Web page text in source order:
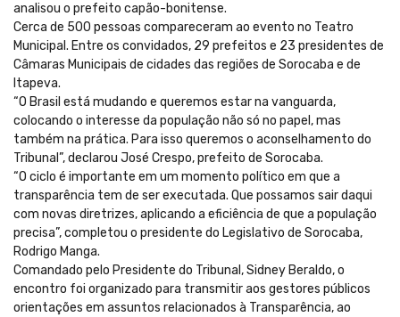
analisou o prefeito capão-bonitense.
Cerca de 500 pessoas compareceram ao evento no Teatro
Municipal. Entre os convidados, 29 prefeitos e 23 presidentes de
Câmaras Municipais de cidades das regiões de Sorocaba e de
Itapeva.
“O Brasil está mudando e queremos estar na vanguarda,
colocando o interesse da população não só no papel, mas
também na prática. Para isso queremos o aconselhamento do
Tribunal”, declarou José Crespo, prefeito de Sorocaba.
“O ciclo é importante em um momento político em que a
transparência tem de ser executada. Que possamos sair daqui
com novas diretrizes, aplicando a eficiência de que a população
precisa”, completou o presidente do Legislativo de Sorocaba,
Rodrigo Manga.
Comandado pelo Presidente do Tribunal, Sidney Beraldo, o
encontro foi organizado para transmitir aos gestores públicos
orientações em assuntos relacionados à Transparência, ao